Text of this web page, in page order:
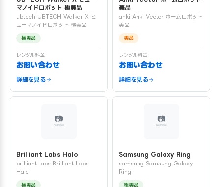
マノイドロボット 極美品
ubtech UBTECH Walker X ヒ
ューマノイドロボット 極美品
極美品
レンタル料金
お問い合わせ
詳細を見る
美品
anki Anki Vector ホームロボット
美品
美品
レンタル料金
お問い合わせ
詳細を見る
Brilliant Labs Halo
brilliant-labs Brilliant Labs
Halo
極美品
Samsung Galaxy Ring
samsung Samsung Galaxy
Ring
極美品